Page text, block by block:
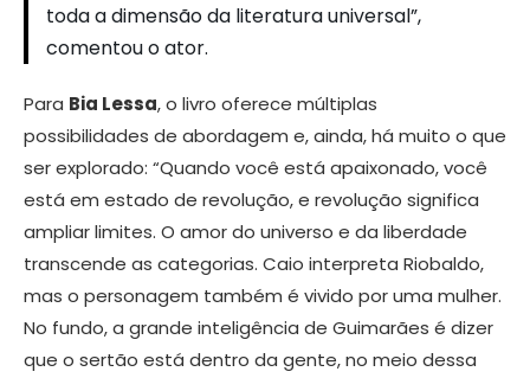
toda a dimensão da literatura universal”,
comentou o ator.
Para Bia Lessa, o livro oferece múltiplas
possibilidades de abordagem e, ainda, há muito o que
ser explorado: “Quando você está apaixonado, você
está em estado de revolução, e revolução significa
ampliar limites. O amor do universo e da liberdade
transcende as categorias. Caio interpreta Riobaldo,
mas o personagem também é vivido por uma mulher.
No fundo, a grande inteligência de Guimarães é dizer
que o sertão está dentro da gente, no meio dessa